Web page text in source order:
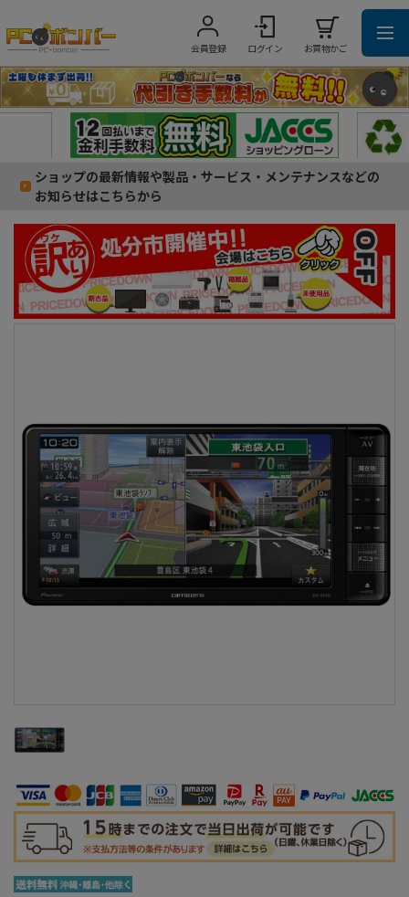
会員登録 ログイン お買物かご
ショップの最新情報や製品・サービス・メンテナンスなどの
お知らせはこちらから